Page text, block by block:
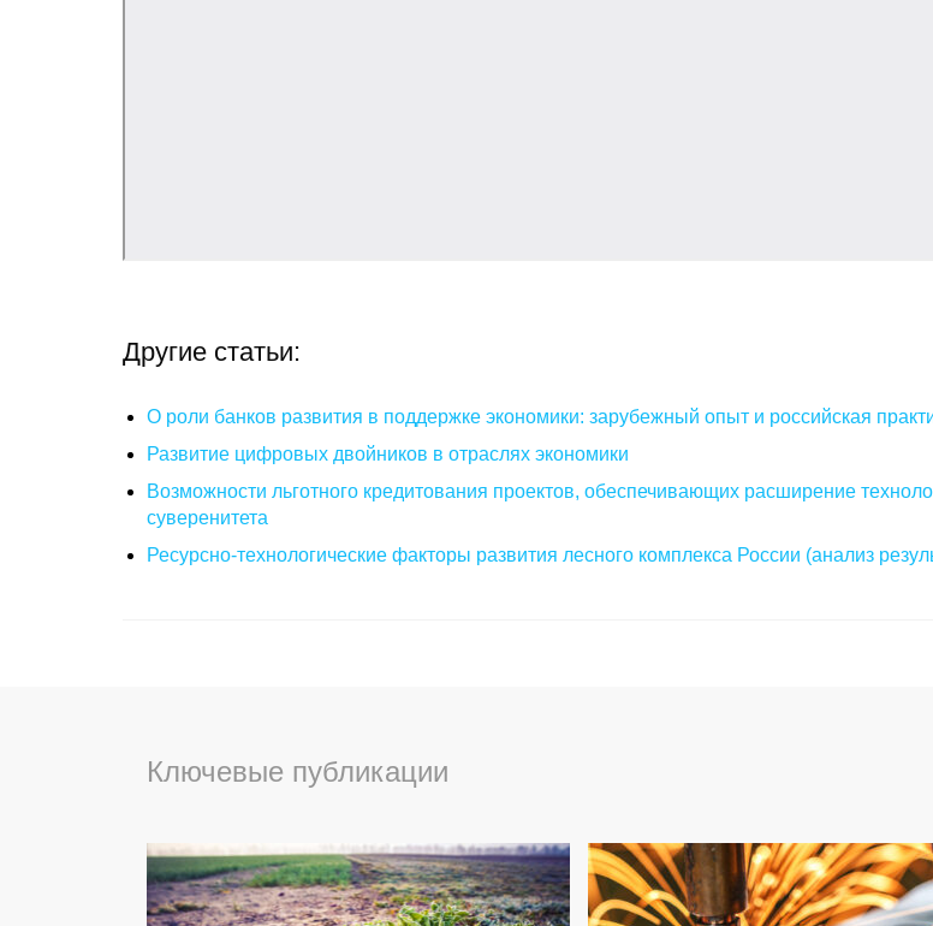
Другие статьи:
О роли банков развития в поддержке экономики: зарубежный опыт и российская
Развитие цифровых двойников в отраслях экономики
Возможности льготного кредитования проектов, обеспечивающих расширение
суверенитета
Ресурсно-технологические факторы развития лесного комплекса России (анализ
Ключевые публикации